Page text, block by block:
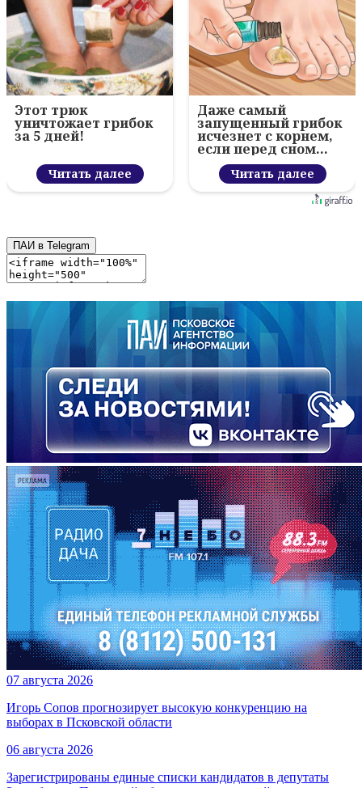
Этот трюк
уничтожает грибок
за 5 дней!
Читать далее
Даже самый
запущенный грибок
исчезнет с корнем,
если перед сном…
Читать далее
ПАИ в Telegram
07 августа 2026
Игорь Сопов прогнозирует высокую конкуренцию на
выборах в Псковской области
06 августа 2026
Зарегистрированы единые списки кандидатов в депутаты